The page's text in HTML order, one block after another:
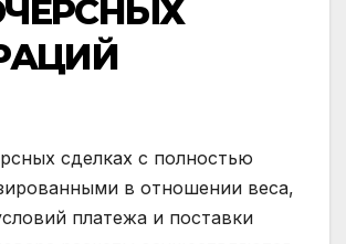
сделках с полностью
в отношении веса,
платежа и поставки